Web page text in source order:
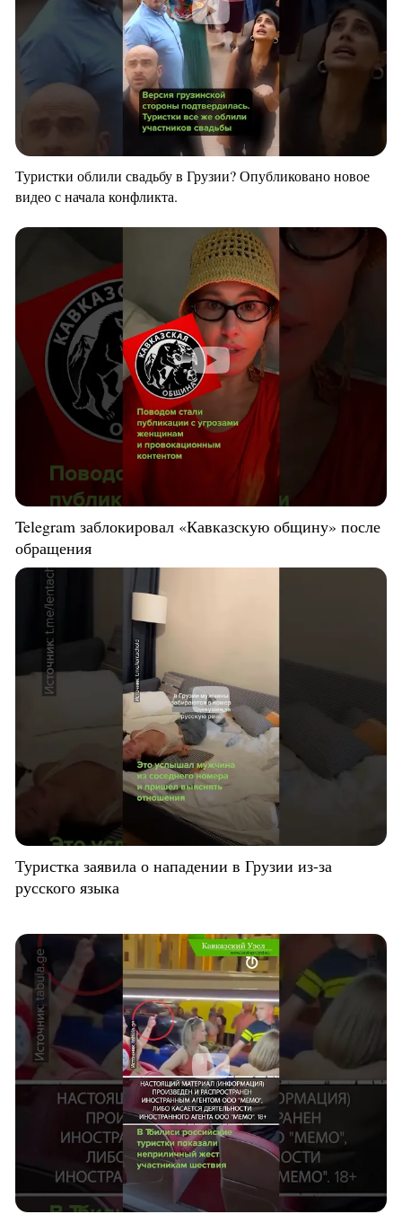
Туристки облили свадьбу в Грузии? Опубликовано новое
видео с начала конфликта.
Telegram заблокировал «Кавказскую общину» после
обращения
Туристка заявила о нападении в Грузии из-за
русского языка